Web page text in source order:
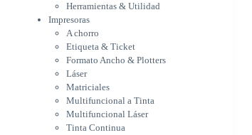
Multifuncional Láser
Tinta Continua
Informática
Accesorios Varios
Adaptadores & Cables
Auriculares
Escáner
Estuches & Mochilas
Gavetas para unidades de
Herramientas & Utilidad
Impresoras
A chorro
Etiqueta & Ticket
Formato Ancho & Plotters
Láser
Matriciales
Multifuncional a Tinta
Multifuncional Láser
Tinta Continua